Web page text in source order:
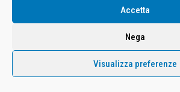
Accetta
Nega
Visualizza preferenze